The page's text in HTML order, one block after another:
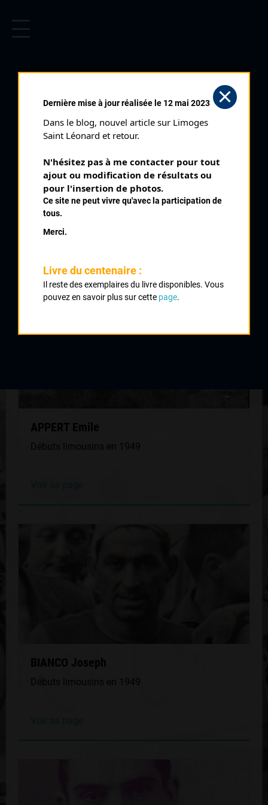
PALMARÈS
1949 , VC Aubusson
5 Aubusson Circuit de Beauze
QUELQUES COUREURS DE LA
MÊME GÉNÉRATION
APPERT Emile
Débuts limousins en 1949
BIANCO Joseph
Débuts limousins en 1949
Dernière mise à jour réalisée le 12 mai 2023
Dans le blog, nouvel article sur Limoges
Saint Léonard et retour.
N'hésitez pas à me contacter pour tout
ajout ou modification de résultats ou
pour l'insertion de photos.
Ce site ne peut vivre qu'avec la participation de
tous.
Merci.
Livre du centenaire :
Il reste des exemplaires du livre disponibles. Vous
pouvez en savoir plus sur cette page.